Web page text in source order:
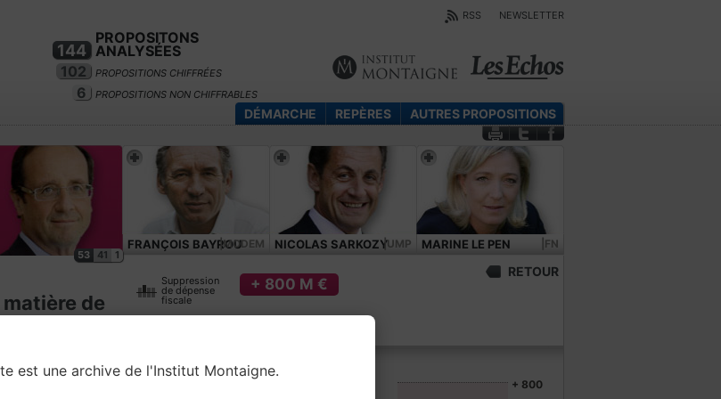
RSS NEWSLETTER
144
PROPOSITONS
ANALYSÉES
102
PROPOSITIONS CHIFFRÉES
6 PROPOSITIONS NON CHIFFRABLES
DÉMARCHE REPÈRES AUTRES PROPOSITIONS
53 41 1
FRANÇOIS BAYROU|MODEM NICOLAS SARKOZY|UMP MARINE LE PEN |FN
de
Suppression
de dépense
fiscale
+ 800 M €
RETOUR
+ 800
est une archive de l'Institut Montaigne.